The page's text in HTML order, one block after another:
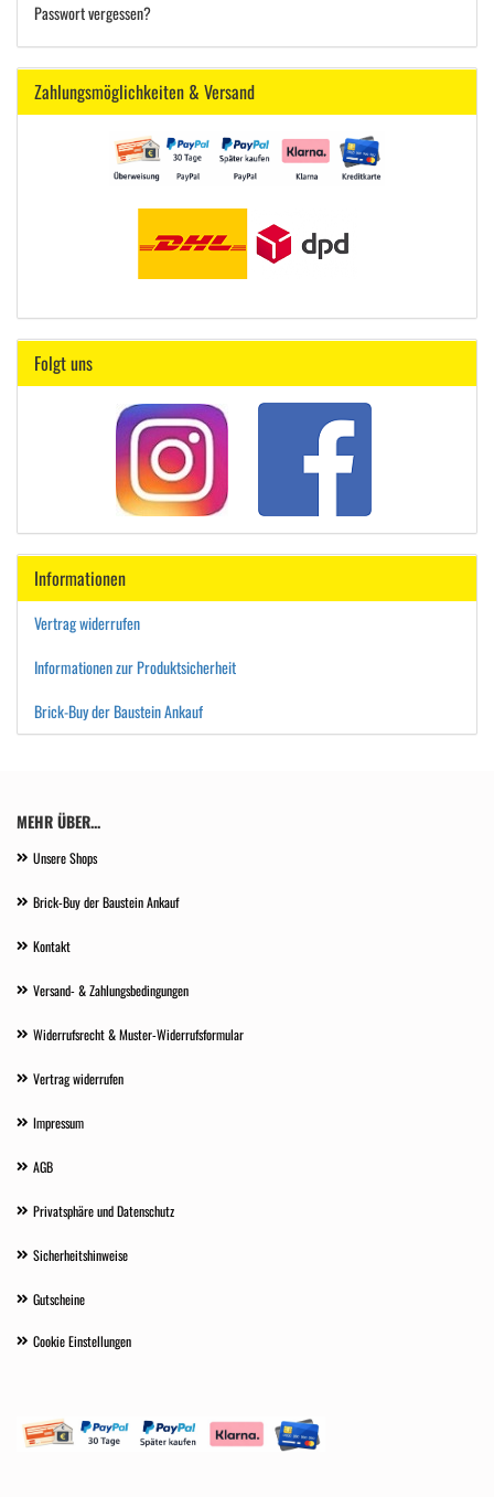
Passwort vergessen?
Zahlungsmöglichkeiten & Versand
Folgt uns
Informationen
Vertrag widerrufen
Informationen zur Produktsicherheit
Brick-Buy der Baustein Ankauf
MEHR ÜBER...
Unsere Shops
Brick-Buy der Baustein Ankauf
Kontakt
Versand- & Zahlungsbedingungen
Widerrufsrecht & Muster-Widerrufsformular
Vertrag widerrufen
Impressum
AGB
Privatsphäre und Datenschutz
Sicherheitshinweise
Gutscheine
Cookie Einstellungen